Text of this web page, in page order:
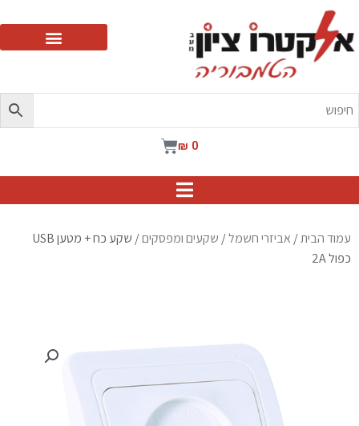
₪ 0
עגלת
עמוד הבית/ אביזרי חשמל/ שקעים ומפסקים
/ שקע כח + מטען USB
כפול 2A